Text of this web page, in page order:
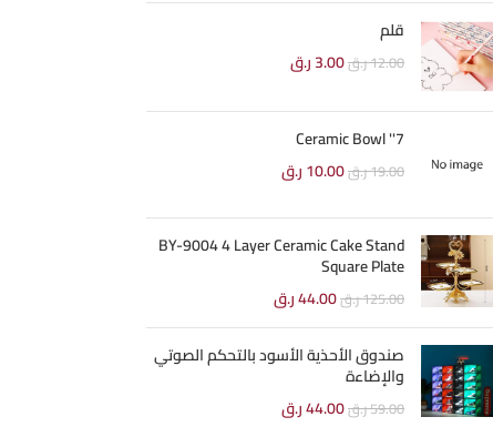
قلم
12.00ر.ق3.00ر.ق
7'' Ceramic Bowl
19.00ر.ق10.00ر.ق
BY-9004 4 Layer Ceramic Cake Stand
Square Plate
125.00ر.ق44.00ر.ق
صندوق الأحذية الأسود بالتحكم الصوتي
والإضاءة
59.00ر.ق44.00ر.ق